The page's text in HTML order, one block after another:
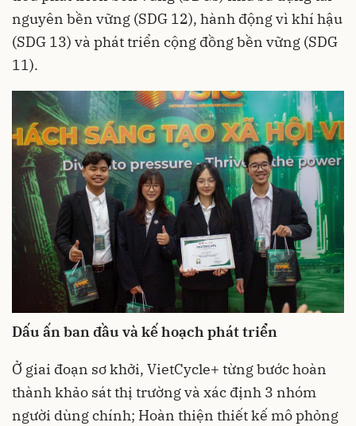
nguyên bền vững (SDG 12), hành động vì khí hậu
(SDG 13) và phát triển cộng đồng bền vững (SDG
11).
Dấu ấn ban đầu và kế hoạch phát triển
Ở giai đoạn sơ khởi, VietCycle+ từng bước hoàn
thành khảo sát thị trường và xác định 3 nhóm
người dùng chính; Hoàn thiện thiết kế mô phỏng